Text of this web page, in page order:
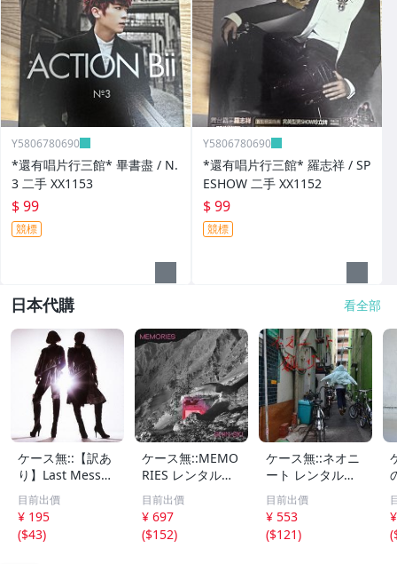
Y5806780690
*還有唱片行三館* 畢書盡 / N.
3 二手 XX1153
$ 99
競標
Y5806780690
*還有唱片行三館* 羅志祥 / SP
ESHOW 二手 XX1152
$ 99
競標
日本代購 看全部
ケース無::【訳あ
り】Last Messag
e ※DVD無し レン
タル落ち 中古 CD
目前出價
¥ 195
($43)
ケース無::MEMO
RIES レンタル落
ち 中古 CD
目前出價
¥ 697
($152)
ケース無::ネオニ
ート レンタル落
ち 中古 CD
目前出價
¥ 553
($121)
(